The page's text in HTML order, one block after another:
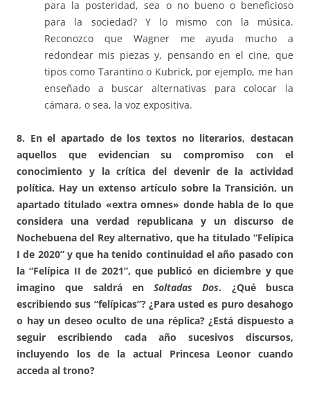
para la posteridad, sea o no bueno o beneficioso
para la sociedad? Y lo mismo con la música.
Reconozco que Wagner me ayuda mucho a
redondear mis piezas y, pensando en el cine, que
tipos como Tarantino o Kubrick, por ejemplo, me han
enseñado a buscar alternativas para colocar la
cámara, o sea, la voz expositiva.
8. En el apartado de los textos no literarios, destacan
aquellos que evidencian su compromiso con el
conocimiento y la crítica del devenir de la actividad
política. Hay un extenso artículo sobre la Transición, un
apartado titulado «extra omnes» donde habla de lo que
considera una verdad republicana y un discurso de
Nochebuena del Rey alternativo, que ha titulado “Felípica
I de 2020” y que ha tenido continuidad el año pasado con
la “Felípica II de 2021”, que publicó en diciembre y que
imagino que saldrá enSoltadas Dos. ¿Qué busca
escribiendo sus “felípicas”? ¿Para usted es puro desahogo
o hay un deseo oculto de una réplica? ¿Está dispuesto a
seguir escribiendo cada año sucesivos discursos,
incluyendo los de la actual Princesa Leonor cuando
acceda al trono?